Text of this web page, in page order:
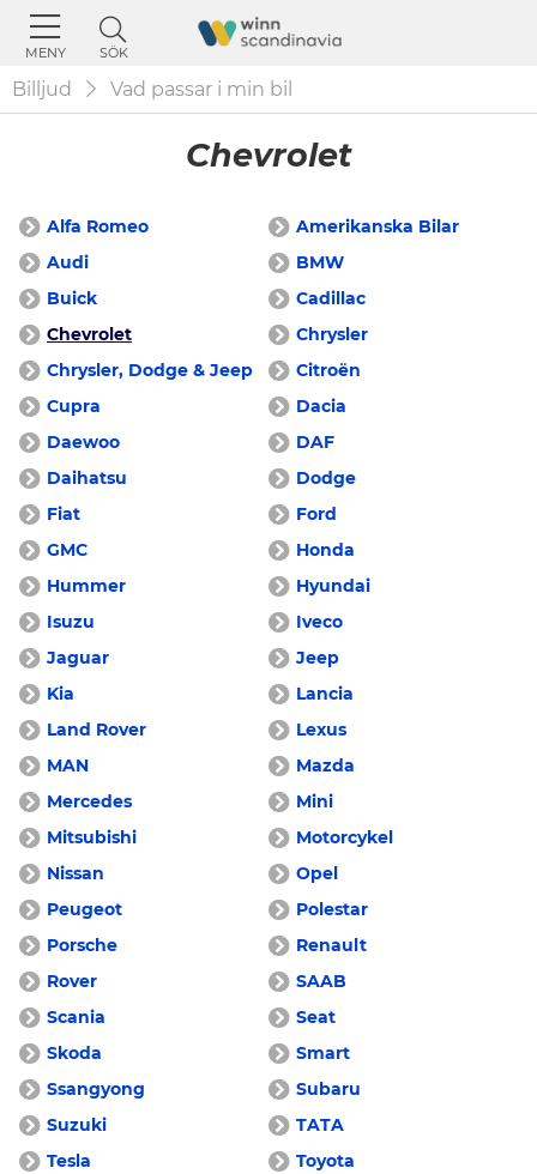
MENY SÖK
Billjud Vad passar i min bil
Chevrolet
Alfa Romeo
Amerikanska Bilar
Audi
BMW
Buick
Cadillac
Chevrolet
Chrysler
Chrysler, Dodge & Jeep
Citroën
Cupra
Dacia
Daewoo
DAF
Daihatsu
Dodge
Fiat
Ford
GMC
Honda
Hummer
Hyundai
Isuzu
Iveco
Jaguar
Jeep
Kia
Lancia
Land Rover
Lexus
MAN
Mazda
Mercedes
Mini
Mitsubishi
Motorcykel
Nissan
Opel
Peugeot
Polestar
Porsche
Renault
Rover
SAAB
Scania
Seat
Skoda
Smart
Ssangyong
Subaru
Suzuki
TATA
Tesla
Toyota